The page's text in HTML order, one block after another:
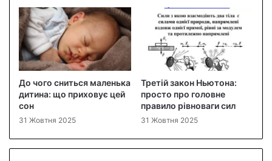
До чого сниться маленька
дитина: що приховує цей
сон
31 Жовтня 2025
Третій закон Ньютона:
просто про головне
правило рівноваги сил
31 Жовтня 2025